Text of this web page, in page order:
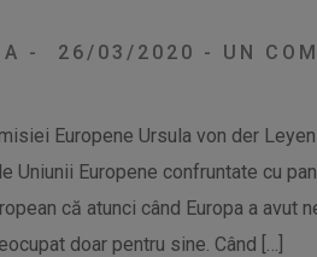
- 26/03/2020 - UN
Europene Ursula von der
Uniunii Europene confruntate cu
că atunci când Europa a avut
doar pentru sine. Când […]